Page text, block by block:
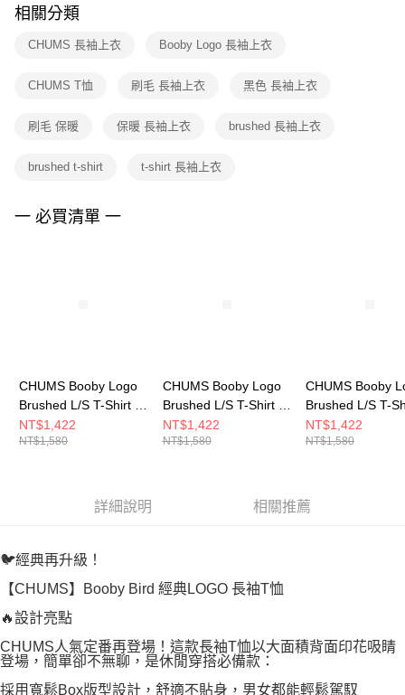
※ 交易是否成功請以「AFTEE先享後付 」之結帳頁面顯示為準，若有關於
是否繳費成功／繳費後需取消欲退款等相關疑問，請聯繫「AFTEE先享後付
客戶支援中心」 https://netprotections.freshdesk.com/support/home
１．透過由恩沛科技股份有限公司提供之「AFTEE先享後付」服務完成之交
權轉讓予恩沛科技股份有限公司。
３．未成年的使用者請事先徵得法定代理人或監護人之同意方可使用
４．使用「AFTEE先享後付」時，將依據個別帳號之用戶狀況，依本公司即
相關分類
CHUMS 長袖上衣 Booby Logo 長袖上衣
CHUMS T恤 刷毛 長袖上衣 黑色 長袖上衣
刷毛 保暖 保暖 長袖上衣 brushed 長袖上衣
brushed t-shirt t-shirt 長袖上衣
一 必買清單 一
CHUMS Booby Logo
Brushed L/S T-Shirt 女
長袖上衣 黑色
CH112668K001
NT$1,422
NT$1,580
CHUMS Booby Logo
Brushed L/S T-Shirt 男
長袖上衣 白色
CH012668W001
NT$1,422
NT$1,580
CHUMS Booby
Brushed L/S T-
長袖上衣 白色
CH112668W001
NT$1,422
NT$1,580
詳細說明 相關推薦
🐦經典再升級！
【CHUMS】Booby Bird 經典LOGO 長袖T恤
🔥設計亮點
CHUMS人氣定番再登場！這款長袖T恤以大面積背面印花吸睛
登場，簡單卻不無聊，是休閒穿搭必備款：
採用寬鬆Box版型設計，舒適不貼身，男女都能輕鬆駕馭